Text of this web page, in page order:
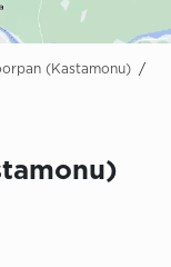
AllureFloor
Alpine floor
Arbiton
(Kastamonu)
/